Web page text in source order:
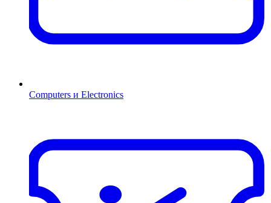
Computers и Electronics